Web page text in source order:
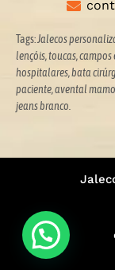
Tags:Jalecos
lençóis, toucas,
hospitalares, bata
paciente, avental
jeans branco.